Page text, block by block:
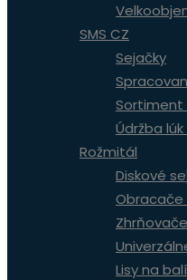
SMS CZ
Sejačky
Sortiment
Údržba
Rožmitál
Diskové
Obracače
Lisy na